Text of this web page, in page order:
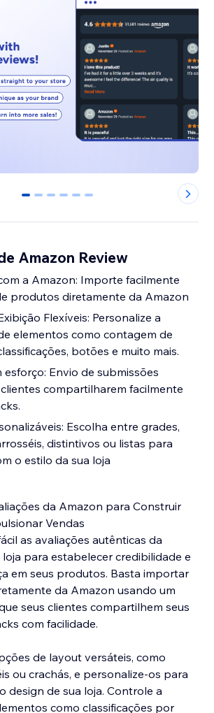
0 1 2 3 4 5
Amazon Review
a Amazon: Importe facilmente
produtos diretamente da Amazon
Flexíveis: Personalize a
elementos como contagem de
botões e muito mais.
esforço: Envio de submissões
compartilharem facilmente
Escolha entre grades,
distintivos ou listas para
o estilo da sua loja
da Amazon para Construir
Vendas
as avaliações autênticas da
para estabelecer credibilidade e
em seus produtos. Basta importar
da Amazon usando um
seus clientes compartilhem seus
com facilidade.
de layout versáteis, como
ou crachás, e personalize-os para
design de sua loja. Controle a
como classificações por